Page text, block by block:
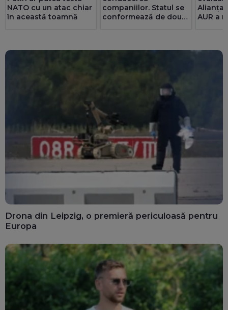
NATO cu un atac chiar
în această toamnă
companiilor. Statul se
conformează de două
Alianța
AUR a
Drona din Leipzig, o premieră periculoasă pentru
Europa